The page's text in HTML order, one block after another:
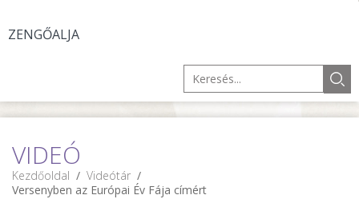
ZENGŐALJA
VIDEÓ
Kezdőoldal / Videótár /
Versenyben az Európai Év Fája címért